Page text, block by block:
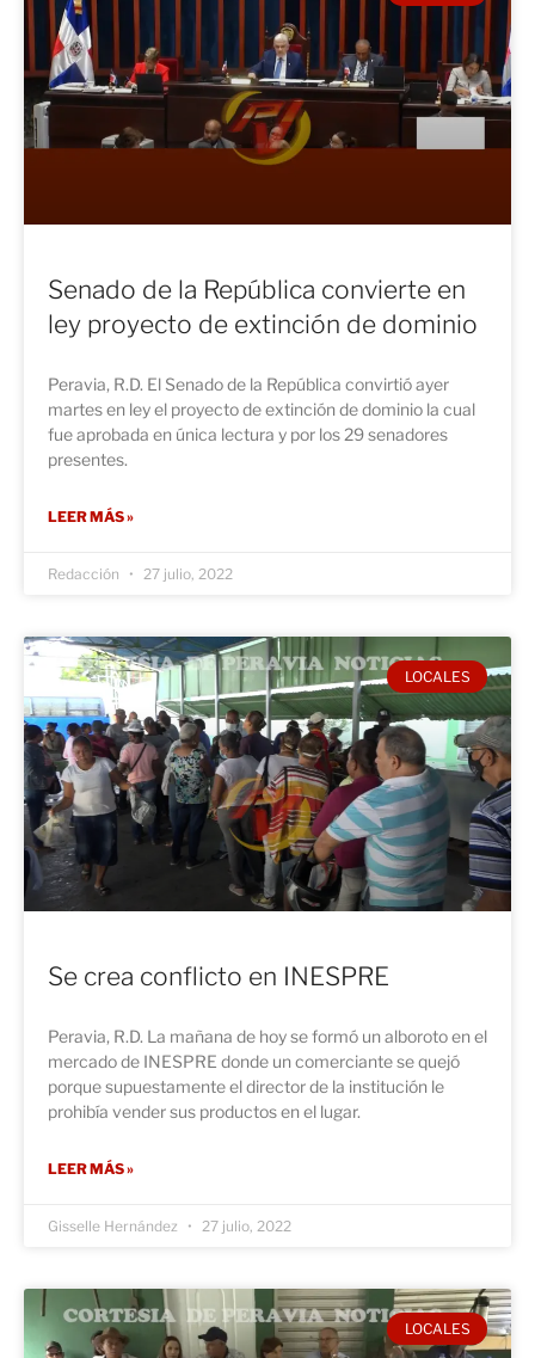
Senado de la República convierte en
ley proyecto de extinción de dominio
Peravia, R.D. El Senado de la República convirtió ayer
martes en ley el proyecto de extinción de dominio la cual
fue aprobada en única lectura y por los 29 senadores
presentes.
LEER MÁS »
Redacción 27 julio, 2022
LOCALES
Se crea conflicto en INESPRE
Peravia, R.D. La mañana de hoy se formó un alboroto en el
mercado de INESPRE donde un comerciante se quejó
porque supuestamente el director de la institución le
prohibía vender sus productos en el lugar.
LEER MÁS »
Gisselle Hernández 27 julio, 2022
LOCALES